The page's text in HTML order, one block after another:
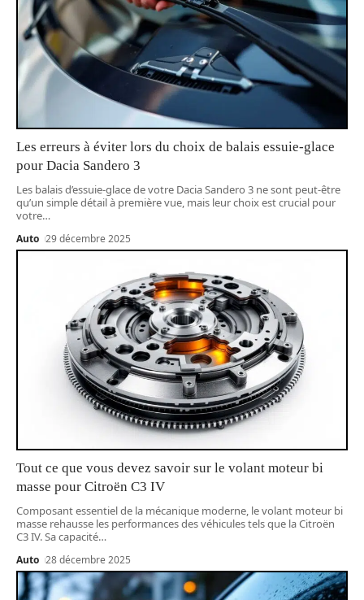
Les erreurs à éviter lors du choix de balais essuie-glace
pour Dacia Sandero 3
Les balais d’essuie-glace de votre Dacia Sandero 3 ne sont peut-être
qu’un simple détail à première vue, mais leur choix est crucial pour
votre…
Auto 29 décembre 2025
Tout ce que vous devez savoir sur le volant moteur bi
masse pour Citroën C3 IV
Composant essentiel de la mécanique moderne, le volant moteur bi
masse rehausse les performances des véhicules tels que la Citroën
C3 IV. Sa capacité…
Auto 28 décembre 2025